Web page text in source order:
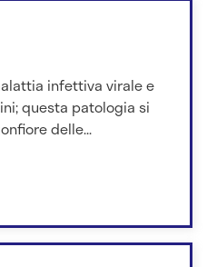
infettiva virale e
questa patologia si
delle...